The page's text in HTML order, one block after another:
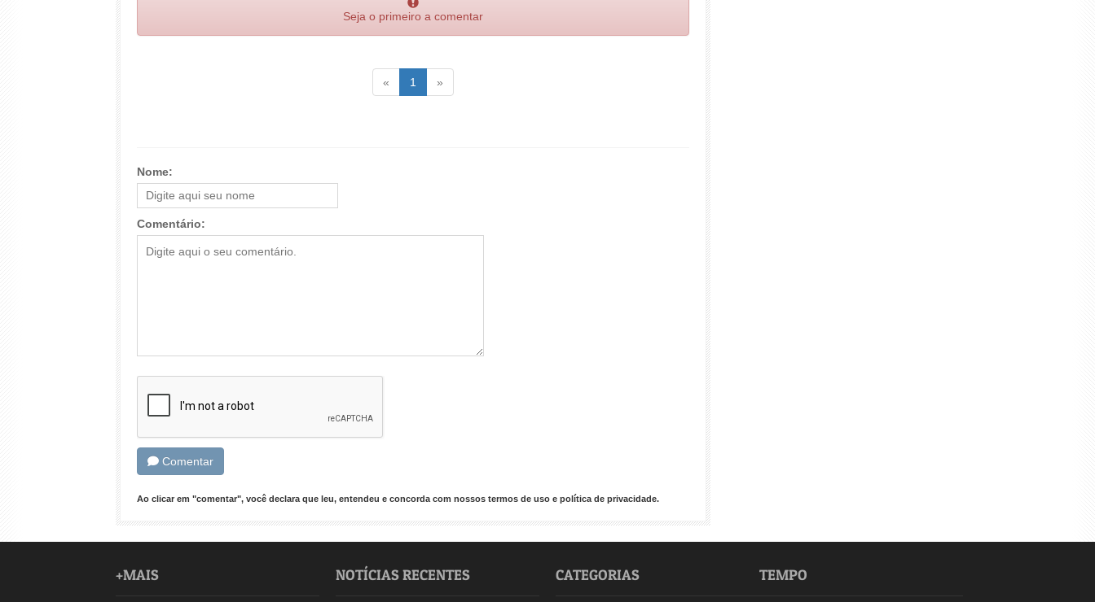
Seja o primeiro a comentar
« Voltar1 (atual)
»
Nome:
Comentário:
Comentar
Ao clicar em "comentar", você declara que leu, entendeu e concorda com nossos termos de uso e política de privacidade.
+MAIS NOTÍCIAS RECENTES CATEGORIAS TEMPO